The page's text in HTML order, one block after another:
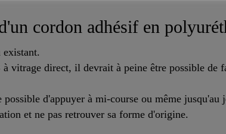
cordon adhésif en
vitrage direct, il devrait à peine être possible de
d'appuyer à mi-course ou même jusqu'au
et ne pas retrouver sa forme d'origine.